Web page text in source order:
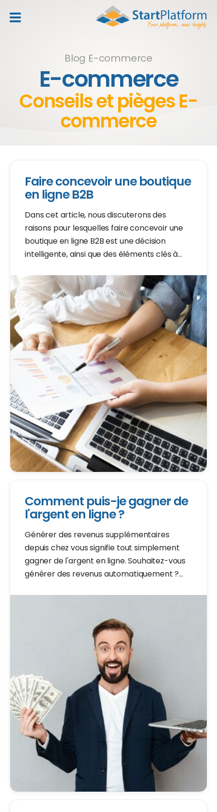
Blog E-commerce
E-commerce
Conseils et pièges E-
commerce
Faire concevoir une boutique
en ligne B2B
Dans cet article, nous discuterons des
raisons pour lesquelles faire concevoir une
boutique en ligne B2B est une décision
intelligente, ainsi que des éléments clés à
en ligne B2B réussie.
Comment puis-je gagner de
l'argent en ligne ?
Générer des revenus supplémentaires
depuis chez vous signifie tout simplement
gagner de l'argent en ligne. Souhaitez-vous
générer des revenus automatiquement ?
header_toggle_navigation